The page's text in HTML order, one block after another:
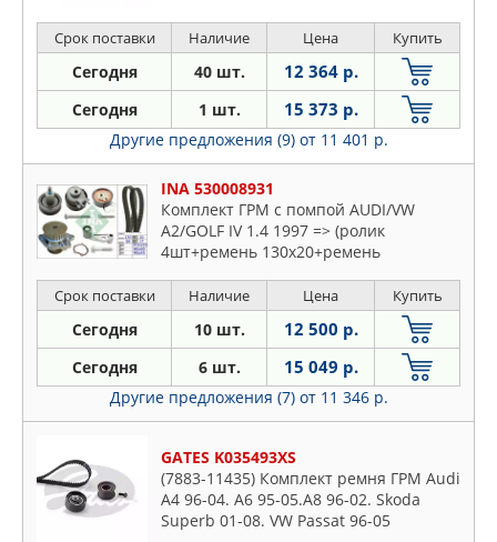
Срок поставки Наличие Цена Купить
Сегодня 40 шт. 12 364 р.
Сегодня 1 шт. 15 373 р.
Другие предложения (9) от 11 401 р.
INA 530008931
Комплект ГРМ с помпой AUDI/VW
A2/GOLF IV 1.4 1997 => (ролик
4шт+ремень 130x20+ремень
Срок поставки Наличие Цена Купить
Сегодня 10 шт. 12 500 р.
Сегодня 6 шт. 15 049 р.
Другие предложения (7) от 11 346 р.
GATES K035493XS
(7883-11435) Комплект ремня ГРМ Audi
A4 96-04. A6 95-05.A8 96-02. Skoda
Superb 01-08. VW Passat 96-05